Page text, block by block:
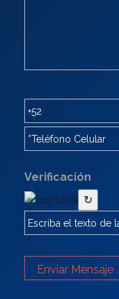
Verificación
↻
Enviar Mensaje